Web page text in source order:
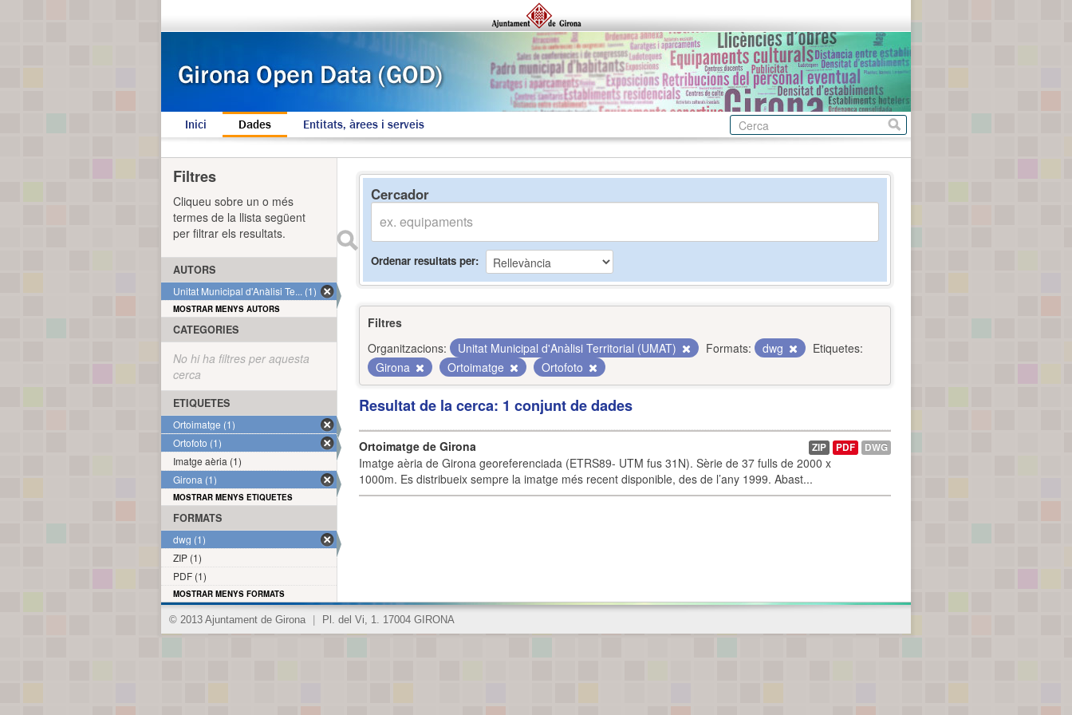
Inici Dades Entitats, àrees i serveis
Cercador
Ordenar resultats per
Filtres
Organitzacions:
Unitat Municipal d'Anàlisi Territorial (UMAT) Formats: dwg
Etiquetes:
Girona
Ortoimatge Ortofoto
Resultat de la cerca: 1 conjunt de dades
Ortoimatge de Girona
Imatge aèria de Girona georeferenciada (ETRS89- UTM fus 31N). Sèrie de 37 fulls de 2000 x
1000m. Es distribueix sempre la imatge més recent disponible, des de l’any 1999. Abast...
ZIP PDF DWG
Filtres
Cliqueu sobre un o més
termes de la llista següent
per filtrar els resultats.
AUTORS
Unitat Municipal d'Anàlisi Te... (1)
MOSTRAR MENYS AUTORS
CATEGORIES
No hi ha filtres per aquesta
cerca
ETIQUETES
Ortoimatge (1)
Ortofoto (1)
Imatge aèria (1)
Girona (1)
MOSTRAR MENYS ETIQUETES
FORMATS
dwg (1)
ZIP (1)
PDF (1)
MOSTRAR MENYS FORMATS
© 2013 Ajuntament de Girona Pl. del Vi, 1. 17004 GIRONA